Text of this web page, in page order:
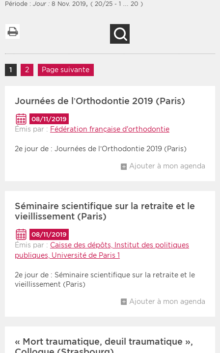
Rendez-vous des 7
prochains jours
derniers jours
Recherche par mots clés
Type d'information
Les deux
Médico-social
Période Tri
Période : Jour : 8 Nov. 2019, ( 20/25 - 1 … 20 )
Navigation des articles
Page
1 Page
2 Page suivante
Journées de l’Orthodontie 2019 (Paris)
08/11/2019
Émis par : Fédération française d'orthodontie
2e jour de : Journées de l’Orthodontie 2019 (Paris)
Ajouter à mon agenda
Séminaire scientifique sur la retraite et le
vieillissement (Paris)
08/11/2019
Émis par : Caisse des dépôts, Institut des politiques
publiques, Université de Paris 1
2e jour de : Séminaire scientifique sur la retraite et le
vieillissement (Paris)
Ajouter à mon agenda
« Mort traumatique, deuil traumatique »,